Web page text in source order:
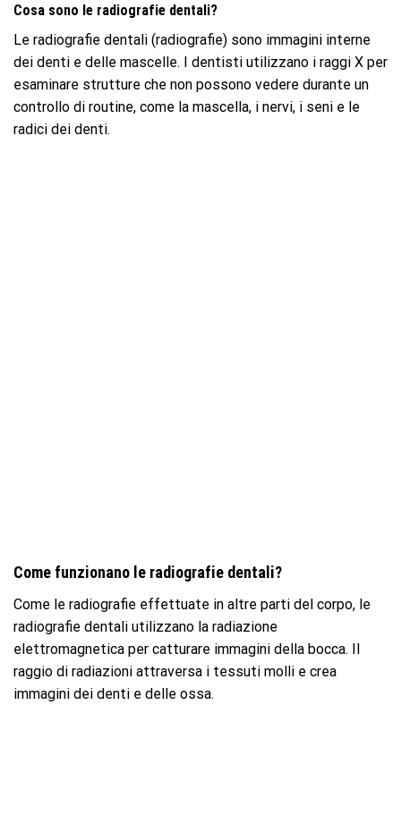
Cosa sono le radiografie dentali?
Le radiografie dentali (radiografie) sono immagini interne
dei denti e delle mascelle. I dentisti utilizzano i raggi X per
esaminare strutture che non possono vedere durante un
controllo di routine, come la mascella, i nervi, i seni e le
radici dei denti.
Come funzionano le radiografie dentali?
Come le radiografie effettuate in altre parti del corpo, le
radiografie dentali utilizzano la radiazione
elettromagnetica per catturare immagini della bocca. Il
raggio di radiazioni attraversa i tessuti molli e crea
immagini dei denti e delle ossa.